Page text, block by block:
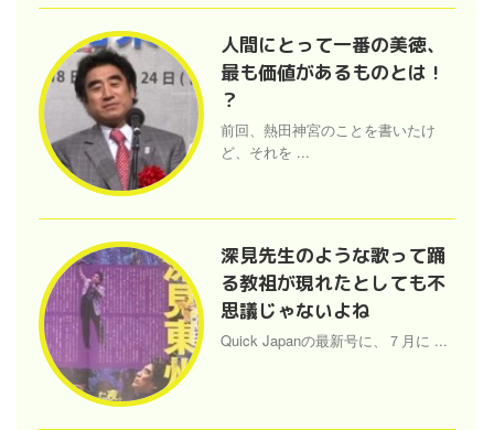
人間にとって一番の美徳、
最も価値があるものとは !
？
前回、熱田神宮のことを書いたけ
ど、それを ...
深見先生のような歌って踊
る教祖が現れたとしても不
思議じゃないよね
Quick Japanの最新号に、７月に ...